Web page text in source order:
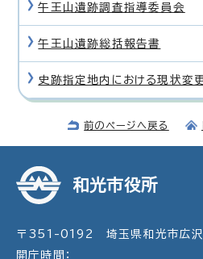
午王山遺跡調査指導委員会
午王山遺跡総括報告書
史跡指定地内における現状変
前のページへ戻る
和光市役所
〒351-0192 埼玉県和光市広
開庁時間：